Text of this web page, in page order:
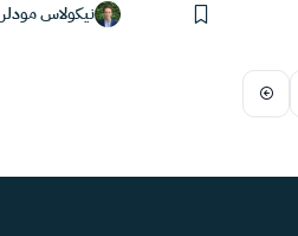
نيكولاس مودلر